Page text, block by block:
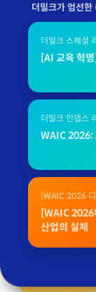
더밀크가 엄선한
더밀크 스페셜
[AI 교육 혁
더밀크 인뎁스
WAIC 2026:
[WAIC 2026
[WAIC 2026
산업의 실체